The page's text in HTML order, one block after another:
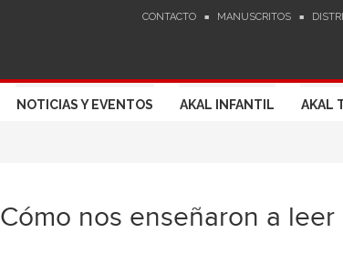
CONTACTO MANUSCRITOS
NOTICIAS Y EVENTOS AKAL INFANTIL AKAL
Cómo nos enseñaron a leer